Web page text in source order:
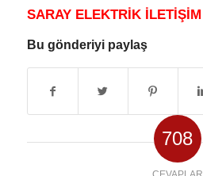
SARAY ELEKTRİK İLETİŞİM
Bu gönderiyi paylaş
708